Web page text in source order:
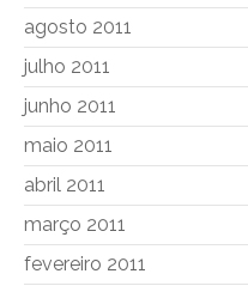
agosto 2011
julho 2011
junho 2011
maio 2011
abril 2011
março 2011
fevereiro 2011